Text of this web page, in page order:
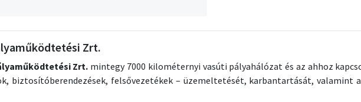
Zrt.
Zrt. mintegy 7000 kilométernyi vasúti pályahálózat és az ahhoz
biztosítóberendezések, felsővezetékek – üzemeltetését, karbantartását, valamint